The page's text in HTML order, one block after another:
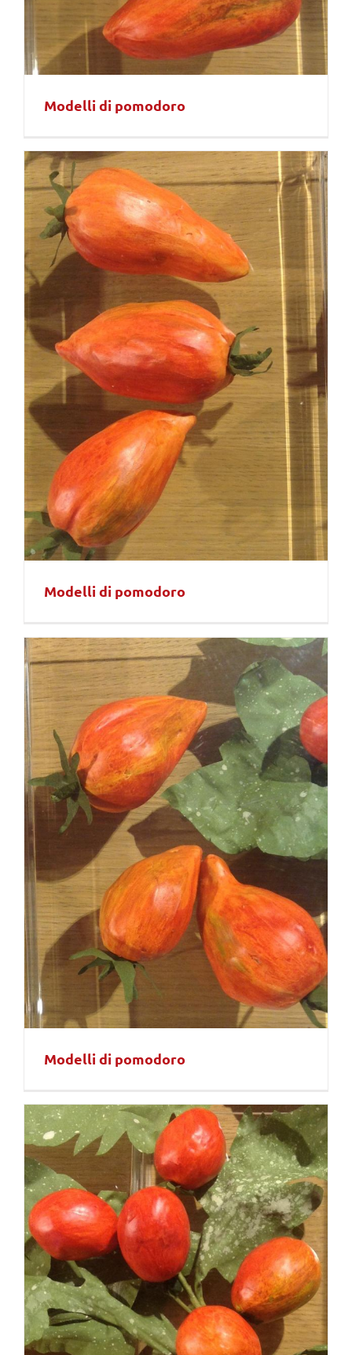
Modelli di pomodoro
Modelli di pomodoro
Modelli di pomodoro